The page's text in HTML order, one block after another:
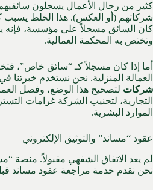
كثير من رجال الأعمال يسجلون
شركاتهم (أو العكس). هذا الخلط يسبب
كان السائق مسجلاً على مؤسسة، فإنه
وتختص به المحكمة العمالية.
أما إذا كان مسجلاً كـ “سائق خاص”،
العمالة المنزلية. نحن نستخدم خبرتنا في
شركات لتصحيح هذا الوضع، وفصل
التجارية، لتجنيب الشركة غرامات
الموارد البشرية.
عقود “مساند” والتوثيق الإلكتروني
لم يعد الاتفاق الشفهي مقبولاً. منصة
نحن نقدم خدمة مراجعة عقود مساند